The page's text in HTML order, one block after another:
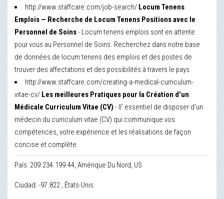
http://www.staffcare.com/job-search/ Locum Tenens
Emplois — Recherche de Locum Tenens Positions avec le
Personnel de Soins- Locum tenens emplois sont en attente
pour vous au Personnel de Soins. Recherchez dans notre base
de données de locum tenens des emplois et des postes de
trouver des affectations et des possibilités à travers le pays.
http://www.staffcare.com/creating-a-medical-curriculum-
vitae-cv/ Les meilleures Pratiques pour la Création d'un
Médicale Curriculum Vitae (CV) - Il' essentiel de disposer d'un
médecin du curriculum vitae (CV) qui communique vos
compétences, votre expérience et les réalisations de façon
concise et complète.
País: 209.234.199.44, Amérique Du Nord, US
Ciudad: -97.822 , États-Unis